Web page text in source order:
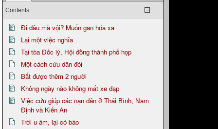
Contents
Đi đâu mà vội? Muốn gần hóa xa
Lại một việc nghĩa
Tại tòa Đốc lý, Hội đồng thành phố họp
Một cách cứu dân đói
Bắt được thêm 2 người
Không ngày nào không mất xe đạp
Việc cứu giúp các nạn dân ở Thái Bình, Nam
Định và Kiến An
Trời u ám, lại có bão